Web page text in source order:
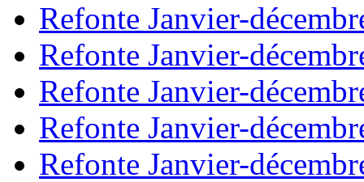
Refonte Janvier-
Refonte Janvier-
Refonte Janvier-
Refonte Janvier-
Refonte Janvier-